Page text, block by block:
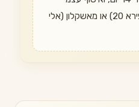
מאשדוד (חיים משה שפירא 20) או מאשקלון (אלי